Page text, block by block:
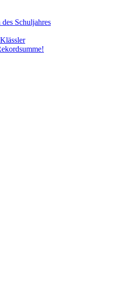
Schuljahres